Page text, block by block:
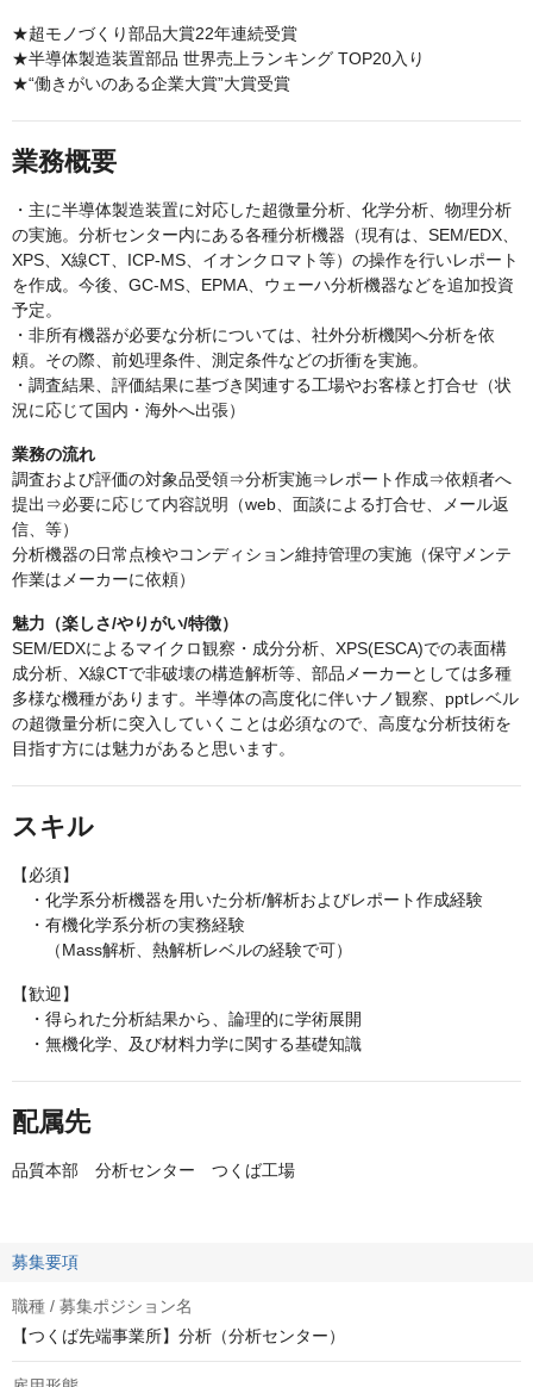
★超モノづくり部品大賞22年連続受賞
★半導体製造装置部品 世界売上ランキング TOP20入り
★“働きがいのある企業大賞”大賞受賞
業務概要
・主に半導体製造装置に対応した超微量分析、化学分析、物理分析
の実施。分析センター内にある各種分析機器（現有は、SEM/EDX、
XPS、X線CT、ICP-MS、イオンクロマト等）の操作を行いレポート
を作成。今後、GC-MS、EPMA、ウェーハ分析機器などを追加投資
予定。
・非所有機器が必要な分析については、社外分析機関へ分析を依
頼。その際、前処理条件、測定条件などの折衝を実施。
・調査結果、評価結果に基づき関連する工場やお客様と打合せ（状
況に応じて国内・海外へ出張）
業務の流れ
調査および評価の対象品受領⇒分析実施⇒レポート作成⇒依頼者へ
提出⇒必要に応じて内容説明（web、面談による打合せ、メール返
信、等）
分析機器の日常点検やコンディション維持管理の実施（保守メンテ
作業はメーカーに依頼）
魅力（楽しさ/やりがい/特徴）
SEM/EDXによるマイクロ観察・成分分析、XPS(ESCA)での表面構
成分析、X線CTで非破壊の構造解析等、部品メーカーとしては多種
多様な機種があります。半導体の高度化に伴いナノ観察、pptレベル
の超微量分析に突入していくことは必須なので、高度な分析技術を
目指す方には魅力があると思います。
スキル
【必須】
・化学系分析機器を用いた分析/解析およびレポート作成経験
・有機化学系分析の実務経験
（Mass解析、熱解析レベルの経験で可）
【歓迎】
・得られた分析結果から、論理的に学術展開
・無機化学、及び材料力学に関する基礎知識
配属先
品質本部 分析センター つくば工場
募集要項
職種 / 募集ポジション名
【つくば先端事業所】分析（分析センター）